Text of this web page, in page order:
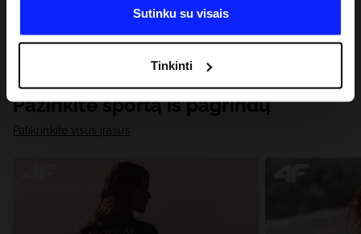
paslaugomis. Gavus Jūsų leidimą, mes galime perduoti
Jūsų asmeninę informaciją savo partneriams, siekdami
analitinius tyrimus, pritaikyti turinį ir tobulinti mūsų
partnerių siūlomus sprendimus (pvz., socialinius tinklus).
Išsamią informaciją rasite mūsų Privatumo politikoje ir
skiltyje „Išsami informacija“.
Sutinku su visais
Tinkinti
Pažinkite sportą iš pagrindų
Patikrinkite visus įrašus